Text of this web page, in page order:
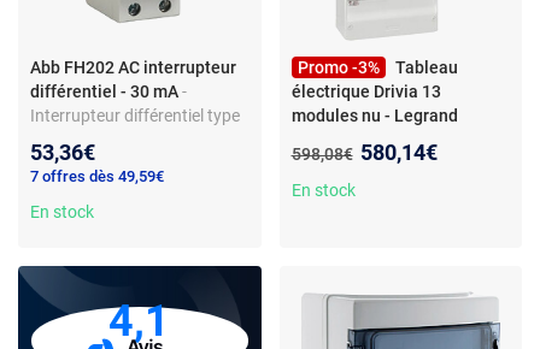
Abb FH202 AC interrupteur
différentiel - 30 mA-
Interrupteur différentiel type
40 A - 2P - 230 V -
déclenchement 30 mA -
montage rail DIN - borne à vis
53,36€
7 offres dès 49,59€
En stock
Promo -3%
Tableau
électrique Drivia 13
modules nu - Legrand
Ancien prix :
598,08€ Nouveau prix :
580,14€
En stock
4,1